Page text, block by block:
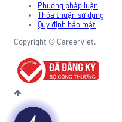
Phương pháp luận
Thỏa thuận sử dụng
Quy định bảo mật
Copyright © CareerViet.